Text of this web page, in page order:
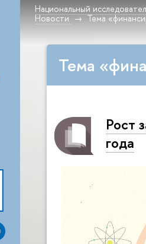
Национальный
Новости
Тема
Тема
Рост
года